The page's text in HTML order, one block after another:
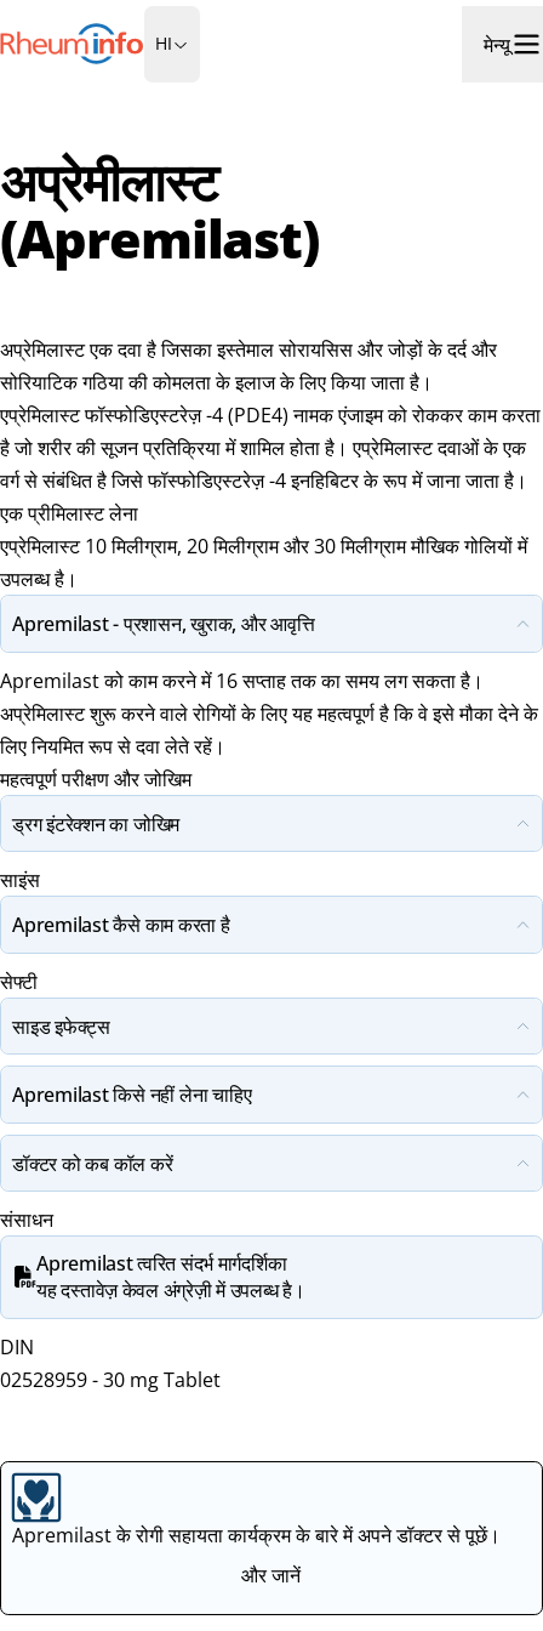
होमपेज पर जाएं HI मेनू
मेन्यू
अप्रेमीलास्ट
(Apremilast)
अप्रेमिलास्ट एक दवा है जिसका इस्तेमाल सोरायसिस और जोड़ों के दर्द और
सोरियाटिक गठिया की कोमलता के इलाज के लिए किया जाता है।
एप्रेमिलास्ट फॉस्फोडिएस्टरेज़ -4 (PDE4) नामक एंजाइम को रोककर काम करता
है जो शरीर की सूजन प्रतिक्रिया में शामिल होता है। एप्रेमिलास्ट दवाओं के एक
वर्ग से संबंधित है जिसे फॉस्फोडिएस्टरेज़ -4 इनहिबिटर के रूप में जाना जाता है।
एक प्रीमिलास्ट लेना
एप्रेमिलास्ट 10 मिलीग्राम, 20 मिलीग्राम और 30 मिलीग्राम मौखिक गोलियों में
उपलब्ध है।
Apremilast - प्रशासन, खुराक, और आवृत्ति
Apremilast को काम करने में 16 सप्ताह तक का समय लग सकता है।
अप्रेमिलास्ट शुरू करने वाले रोगियों के लिए यह महत्वपूर्ण है कि वे इसे मौका देने के
लिए नियमित रूप से दवा लेते रहें।
महत्वपूर्ण परीक्षण और जोखिम
ड्रग इंटरेक्शन का जोखिम
साइंस
Apremilast कैसे काम करता है
सेफ्टी
साइड इफेक्ट्स
Apremilast किसे नहीं लेना चाहिए
डॉक्टर को कब कॉल करें
संसाधन
Apremilast त्वरित संदर्भ मार्गदर्शिका
यह दस्तावेज़ केवल अंग्रेज़ी में उपलब्ध है।
DIN
02528959 - 30 mg Tablet
Apremilast के रोगी सहायता कार्यक्रम के बारे में अपने डॉक्टर से पूछें।
और जानें